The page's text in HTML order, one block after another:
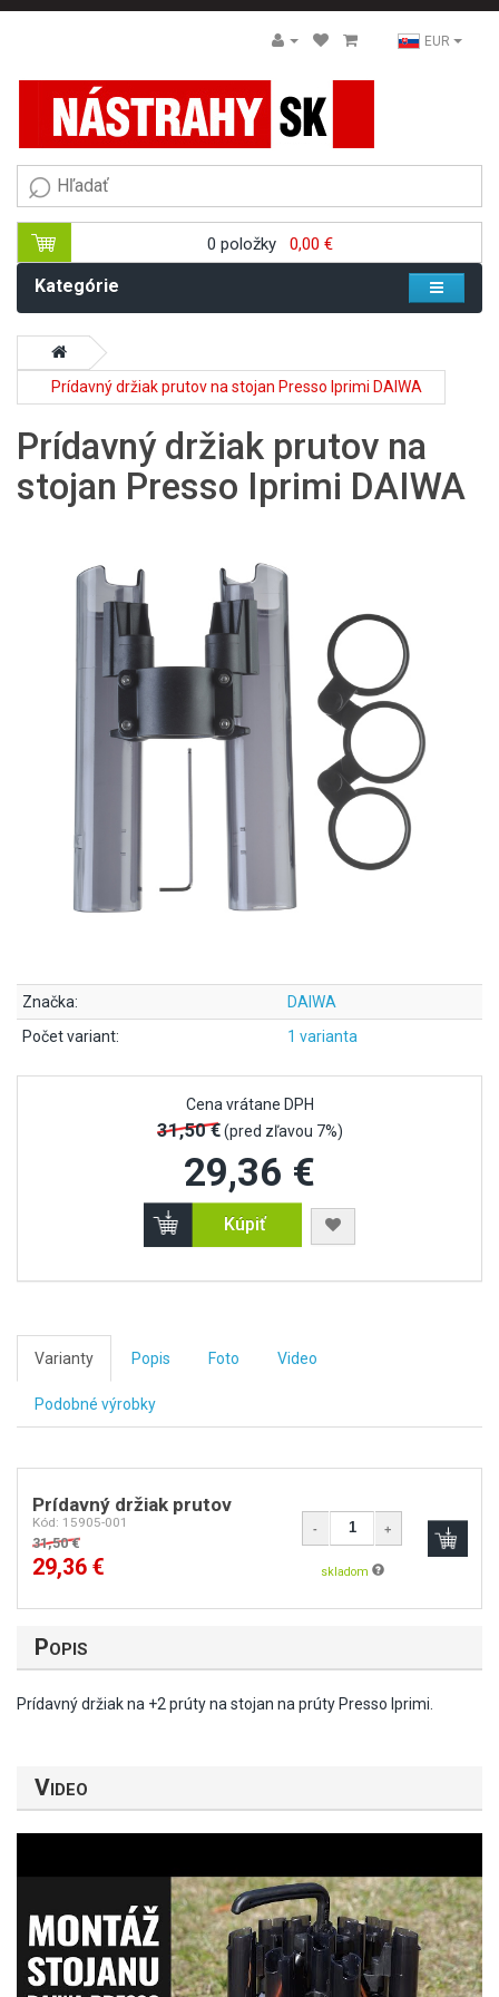
EUR
0 položky 0,00 €
Kategórie
Prídavný držiak prutov na stojan Presso Iprimi DAIWA
Prídavný držiak prutov na
stojan Presso Iprimi DAIWA
Značka:
DAIWA
Počet variant:
1 varianta
Cena vrátane DPH
31,50 €(pred zľavou 7%)
29,36 €
Kúpiť
Varianty Popis Foto Video
Podobné výrobky
Prídavný držiak prutov
31,50 €
- +
Popis
Prídavný držiak na +2 prúty na stojan na prúty Presso Iprimi.
Video